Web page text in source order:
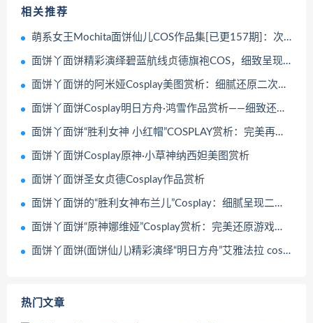
相关推荐
萌系女王Mochita面饼仙儿COS作品集[已更157期]：次元壁被她彻底打破！
面饼丫面饼精彩演绎碧蓝航线贞德旗袍COS，细致呈现二次元魅力
面饼丫面饼的阿米娅Cosplay美图赏析：细腻还原二次元角色魅力
面饼丫面饼Cosplay明日方舟·鸿雪作品赏析——细致还原与精致演绎
面饼丫面饼“胜利女神 小红帽”COSPLAY赏析：完美再现经典角色
面饼丫面饼Cosplay原神·小草神纳西妲美图赏析
面饼丫面饼圣女贞德Cosplay作品赏析
面饼丫面饼的“胜利女神布兰儿”Cosplay：细腻呈现二次元魅力
面饼丫面饼“原神娜维娅”Cosplay赏析：完美还原游戏角色的精致与魅力
面饼丫面饼(面饼仙儿)精彩演绎“明日方舟”艾雅法拉 cosplay作品赏析
热门文章